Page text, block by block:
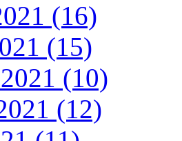
(16)
(15)
(10)
(12)